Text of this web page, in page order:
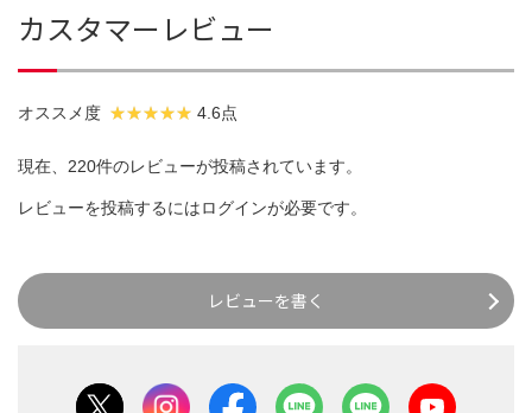
カスタマーレビュー
オススメ度 4.6点
現在、220件のレビューが投稿されています。
レビューを投稿するにはログインが必要です。
レビューを書く